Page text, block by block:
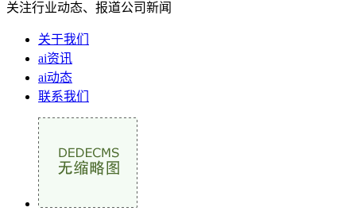
关注行业动态、报道公司新闻
关于我们
ai资讯
ai动态
联系我们